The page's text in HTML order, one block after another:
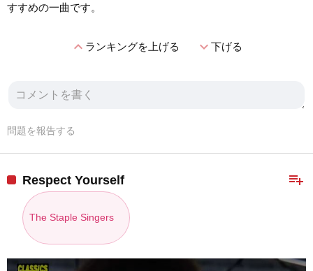
すすめの一曲です。
expand_lessランキングを上げる expand_more下げる
問題を報告する
playlist_add
Respect Yourself
The Staple Singers